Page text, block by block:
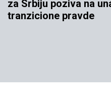
za Srbiju poziva na
tranzicione pravde